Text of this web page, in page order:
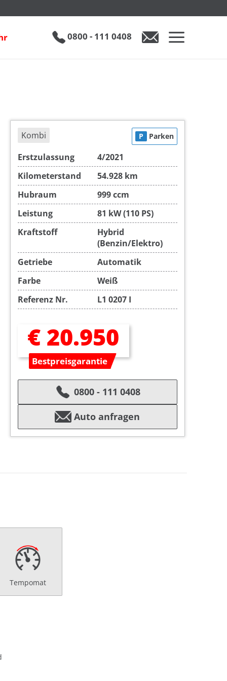
0800 - 111 0408
Kombi P Parken
Erstzulassung
4/2021
Kilometerstand
54.928 km
Hubraum
999 ccm
Leistung
81 kW (110 PS)
Kraftstoff
Hybrid
(Benzin/Elektro)
Getriebe
Automatik
Farbe
Weiß
Referenz Nr.
L1 0207 I
€ 20.950
Bestpreisgarantie
0800 - 111 0408
Auto anfragen
Tempomat